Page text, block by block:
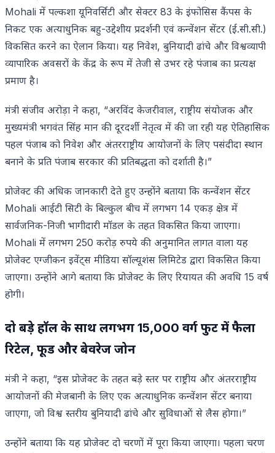
Mohali में पल्कशा यूनिवर्सिटी और सेक्टर 83 के इंफोसिस कैंपस के
निकट एक अत्याधुनिक बहु-उद्देशीय प्रदर्शनी एवं कन्वेंशन सेंटर (ई.सी.सी.)
विकसित करने का ऐलान किया। यह निवेश, बुनियादी ढांचे और विश्वव्यापी
व्यापारिक अवसरों के केंद्र के रूप में तेजी से उभर रहे पंजाब का प्रत्यक्ष
प्रमाण है।
मंत्री संजीव अरोड़ा ने कहा, “अरविंद केजरीवाल, राष्ट्रीय संयोजक और
मुख्यमंत्री भगवंत सिंह मान की दूरदर्शी नेतृत्व में की जा रही यह ऐतिहासिक
पहल पंजाब को निवेश और अंतरराष्ट्रीय आयोजनों के लिए पसंदीदा स्थान
बनाने के प्रति पंजाब सरकार की प्रतिबद्धता को दर्शाती है।”
प्रोजेक्ट की अधिक जानकारी देते हुए उन्होंने बताया कि कन्वेंशन सेंटर
Mohali आईटी सिटी के बिल्कुल बीच में लगभग 14 एकड़ क्षेत्र में
सार्वजनिक-निजी भागीदारी मॉडल के तहत विकसित किया जाएगा।
Mohali में लगभग 250 करोड़ रुपये की अनुमानित लागत वाला यह
प्रोजेक्ट एग्जीकन इवेंट्स मीडिया सॉल्यूशंस लिमिटेड द्वारा विकसित किया
जाएगा। उन्होंने आगे बताया कि प्रोजेक्ट के लिए रियायत की अवधि 15 वर्ष
होगी।
दो बड़े हॉल के साथ लगभग 15,000 वर्ग फुट में फैला
रिटेल, फूड और बेवरेज जोन
मंत्री ने कहा, “इस प्रोजेक्ट के तहत बड़े स्तर पर राष्ट्रीय और अंतरराष्ट्रीय
आयोजनों की मेजबानी के लिए एक अत्याधुनिक कन्वेंशन सेंटर बनाया
जाएगा, जो विश्व स्तरीय बुनियादी ढांचे और सुविधाओं से लैस होगा।”
उन्होंने बताया कि यह प्रोजेक्ट दो चरणों में पूरा किया जाएगा। पहला चरण